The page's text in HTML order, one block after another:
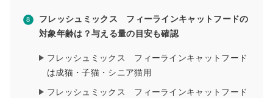
フレッシュミックス フィーラインキャットフードの
対象年齢は？与える量の目安も確認
フレッシュミックス フィーラインキャットフード
は成猫・子猫・シニア猫用
フレッシュミックス フィーラインキャットフード